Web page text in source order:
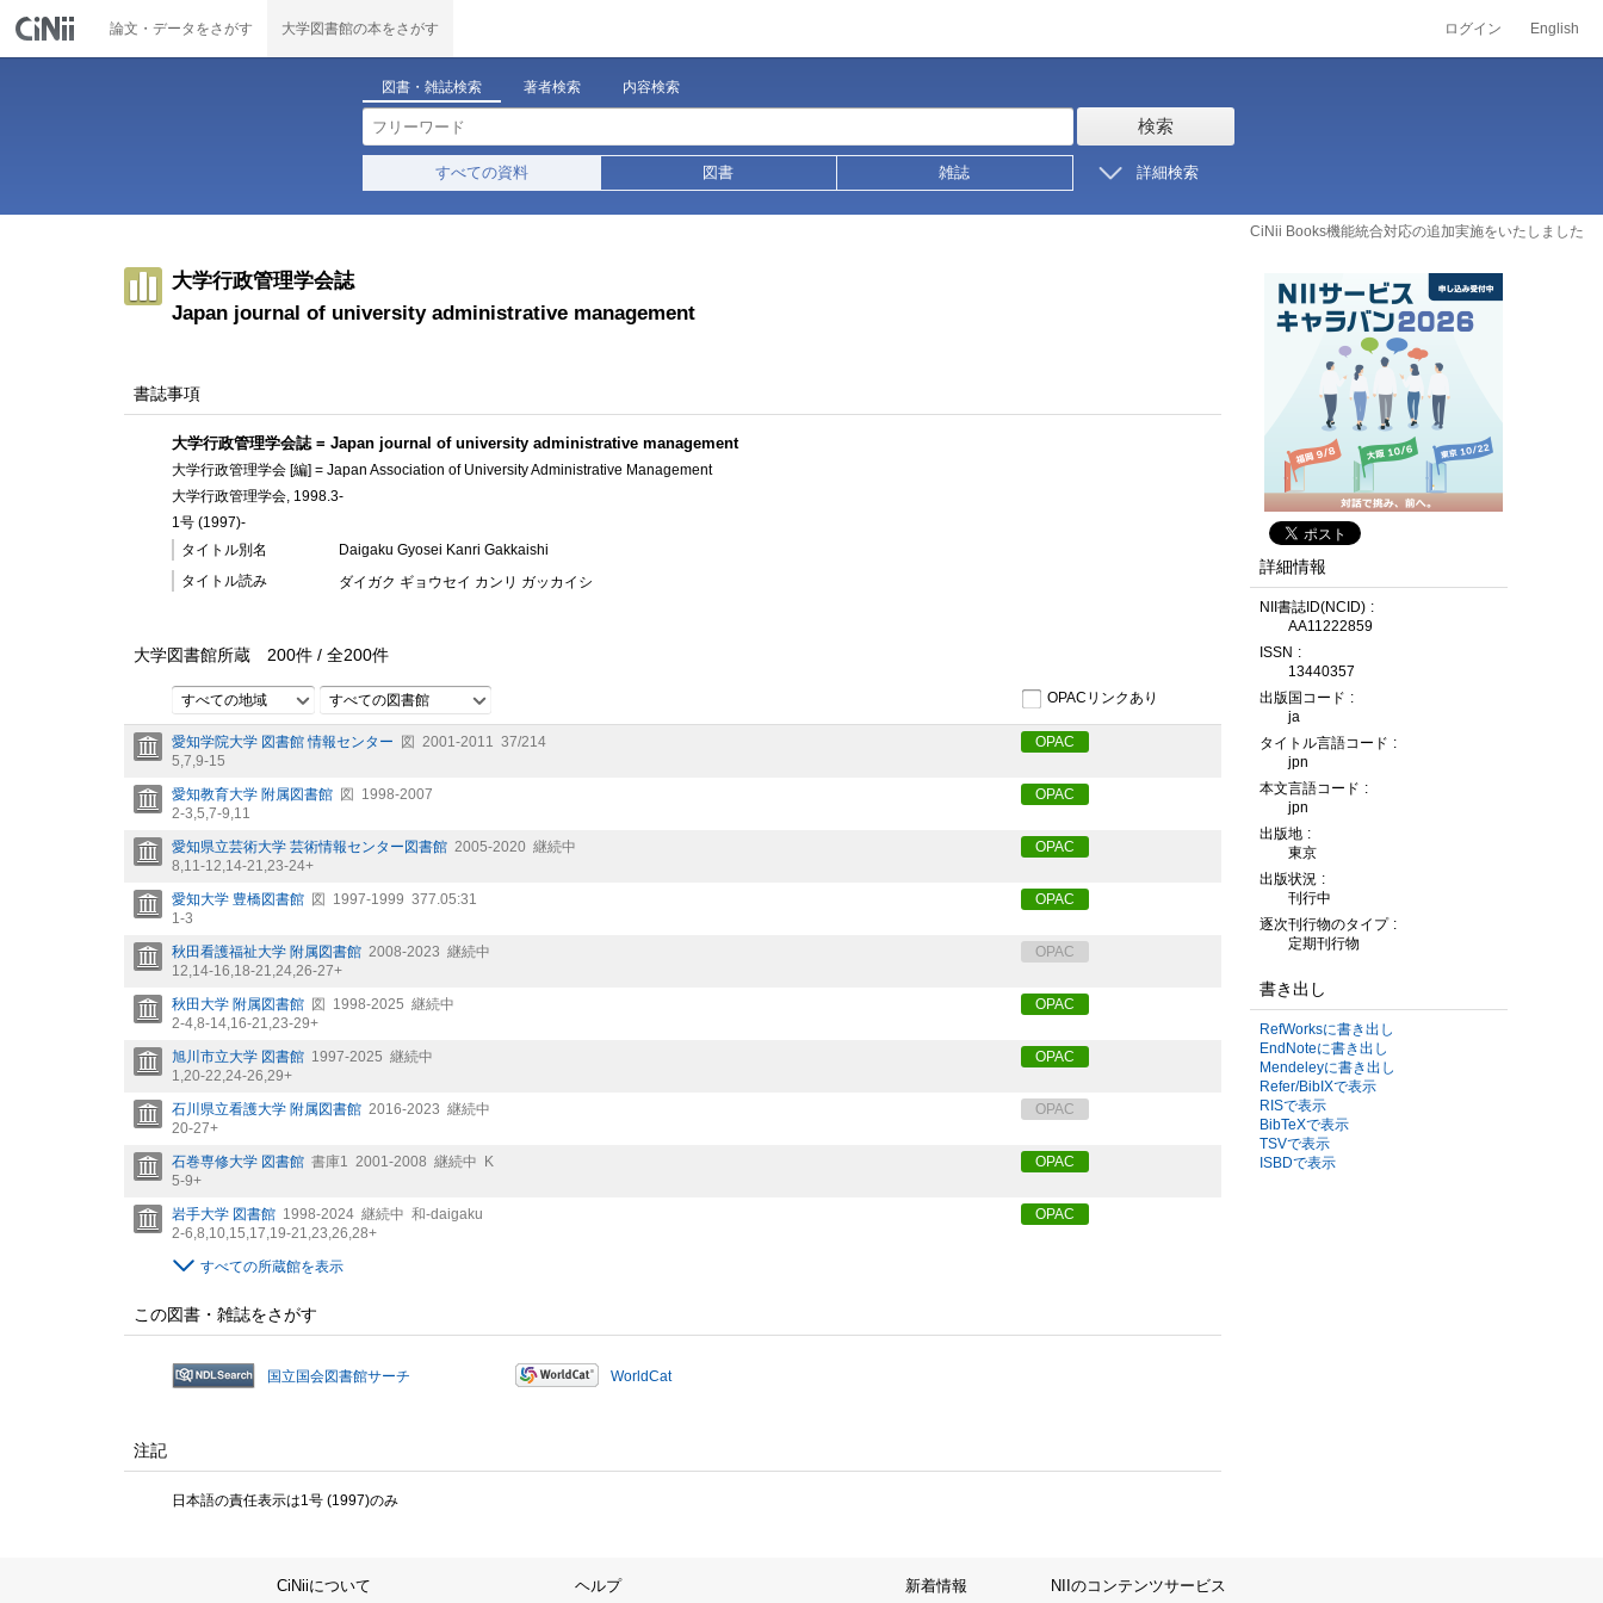
論文・データをさがす 大学図書館の本をさがす ログイン English
図書・雑誌検索 著者検索 内容検索
検索
すべての資料 図書 雑誌 詳細検索
CiNii Books機能統合対応の追加実施をいたしました
大学行政管理学会誌
Japan journal of university administrative management
書誌事項
大学行政管理学会誌 = Japan journal of university administrative management
大学行政管理学会 [編] = Japan Association of University Administrative Management
大学行政管理学会, 1998.3-
1号 (1997)-
タイトル別名
Daigaku Gyosei Kanri Gakkaishi
タイトル読み
ダイガク ギョウセイ カンリ ガッカイシ
大学図書館所蔵 200件 / 全200件
すべての地域 すべての図書館 OPACリンクあり
愛知学院大学 図書館 情報センター 図 2001-2011
37/214
5, 7, 9-15
OPAC
愛知教育大学 附属図書館 図 1998-2007
2-3, 5, 7-9, 11
OPAC
愛知県立芸術大学 芸術情報センター図書館 2005-2020 継続中
8, 11-12, 14-21, 23-24+
OPAC
愛知大学 豊橋図書館 図 1997-1999 377.05:31
1-3
OPAC
秋田看護福祉大学 附属図書館 2008-2023 継続中
12, 14-16, 18-21, 24, 26-27+
OPAC
秋田大学 附属図書館 図 1998-2025 継続中
2-4, 8-14, 16-21, 23-29+
OPAC
旭川市立大学 図書館 1997-2025 継続中
1, 20-22, 24-26, 29+
OPAC
石川県立看護大学 附属図書館 2016-2023 継続中
20-27+
OPAC
石巻専修大学 図書館 書庫1 2001-2008 継続中 K
5-9+
OPAC
岩手大学 図書館 1998-2024 継続中 和-daigaku
2-6, 8, 10, 15, 17, 19-21, 23, 26, 28+
OPAC
すべての所蔵館を表示
この図書・雑誌をさがす
国立国会図書館サーチ WorldCat
注記
日本語の責任表示は1号 (1997)のみ
詳細情報
NII書誌ID(NCID)
AA11222859
ISSN
13440357
出版国コード
ja
タイトル言語コード
jpn
本文言語コード
jpn
出版地
東京
出版状況
刊行中
逐次刊行物のタイプ
定期刊行物
書き出し
RefWorksに書き出し
EndNoteに書き出し
Mendeleyに書き出し
Refer/BibIXで表示
RISで表示
BibTeXで表示
TSVで表示
ISBDで表示
CiNiiについて ヘルプ 新着情報 NIIのコンテンツサービス